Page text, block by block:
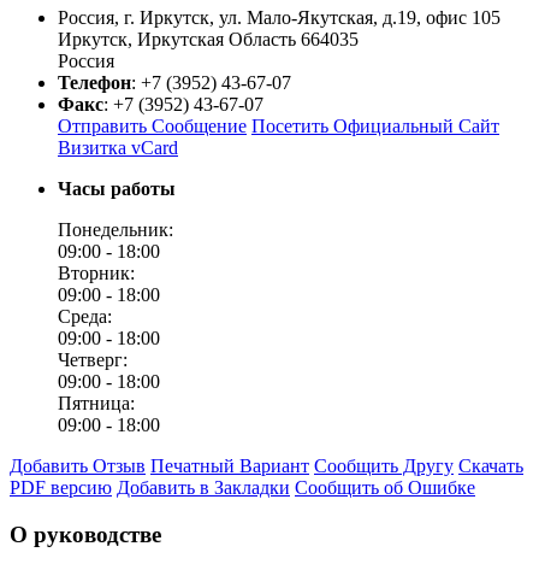
Россия, г. Иркутск, ул. Мало-Якутская, д.19, офис 105
Иркутск, Иркутская Область 664035
Россия
Телефон: +7 (3952) 43-67-07
Факс: +7 (3952) 43-67-07
Отправить Сообщение Посетить Официальный Сайт
Визитка vCard
Часы работы
Понедельник:
09:00 - 18:00
Вторник:
09:00 - 18:00
Среда:
09:00 - 18:00
Четверг:
09:00 - 18:00
Пятница:
09:00 - 18:00
Добавить Отзыв Печатный Вариант Сообщить Другу Скачать
PDF версию Добавить в Закладки Сообщить об Ошибке
О руководстве